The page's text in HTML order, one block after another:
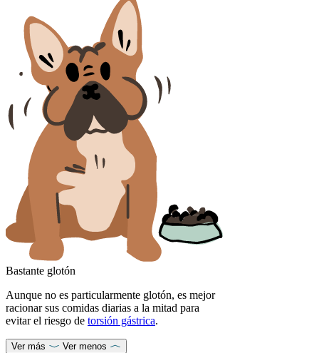
Bastante glotón
Aunque no es particularmente glotón, es mejor
racionar sus comidas diarias a la mitad para
evitar el riesgo de torsión gástrica.
Ver más Ver menos